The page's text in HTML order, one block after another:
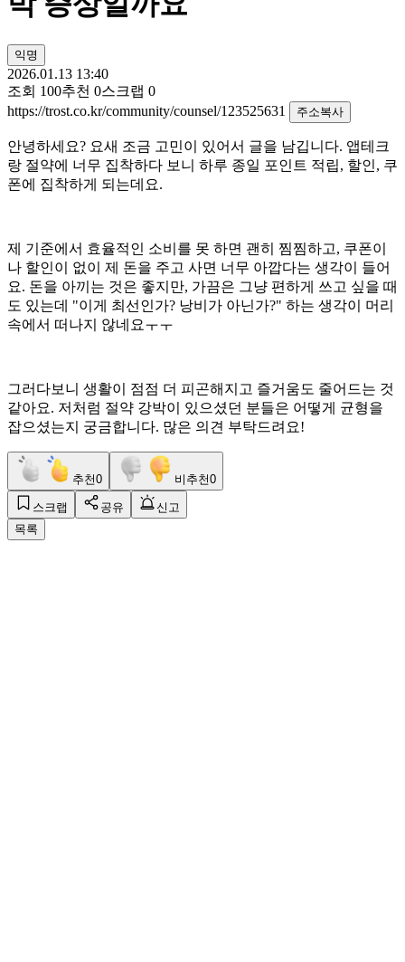
익명
2026.01.13 13:40
조회 100추천 0스크랩 0
https://trost.co.kr/community/counsel/123525631
주소복사
안녕하세요? 요새 조금 고민이 있어서 글을 남깁니다. 앱테크
랑 절약에 너무 집착하다 보니 하루 종일 포인트 적립, 할인, 쿠
폰에 집착하게 되는데요.
제 기준에서 효율적인 소비를 못 하면 괜히 찜찜하고, 쿠폰이
나 할인이 없이 제 돈을 주고 사면 너무 아깝다는 생각이 들어
요. 돈을 아끼는 것은 좋지만, 가끔은 그냥 편하게 쓰고 싶을 때
도 있는데 "이게 최선인가? 낭비가 아닌가?" 하는 생각이 머리
속에서 떠나지 않네요ㅜㅜ
그러다보니 생활이 점점 더 피곤해지고 즐거움도 줄어드는 것
같아요. 저처럼 절약 강박이 있으셨던 분들은 어떻게 균형을
잡으셨는지 궁금합니다. 많은 의견 부탁드려요!
추천0 비추천0
스크랩 공유
신고
목록